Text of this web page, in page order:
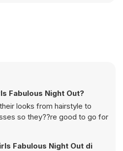
Fabulous Night Out?
looks from hairstyle to
so they??re good to go for
Fabulous Night Out di